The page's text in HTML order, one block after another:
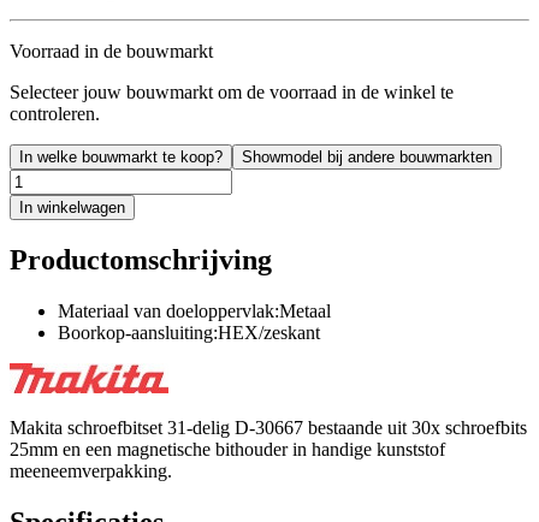
Voorraad in de bouwmarkt
Selecteer jouw bouwmarkt om de voorraad in de winkel te
controleren.
In welke bouwmarkt te koop? Showmodel bij andere bouwmarkten
In winkelwagen
Productomschrijving
Materiaal van doeloppervlak:Metaal
Boorkop-aansluiting:HEX/zeskant
Makita schroefbitset 31-delig D-30667 bestaande uit 30x schroefbits
25mm en een magnetische bithouder in handige kunststof
meeneemverpakking.